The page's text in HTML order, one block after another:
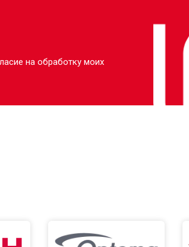
на обработку моих